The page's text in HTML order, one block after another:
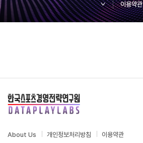
이용약관
About Us 개인정보처리방침 이용약관